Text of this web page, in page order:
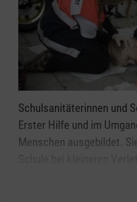
Schulsanitäterinnen und
Erster Hilfe und im
Menschen ausgebildet.